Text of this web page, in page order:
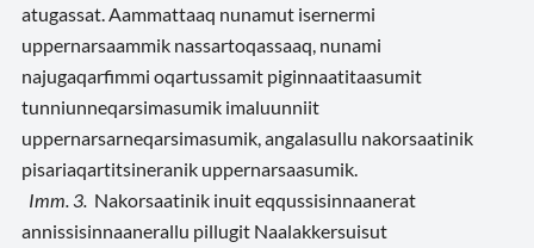
atugassat. Aammattaaq nunamut isernermi
uppernarsaammik nassartoqassaaq, nunami
najugaqarfimmi oqartussamit piginnaatitaasumit
tunniunneqarsimasumik imaluunniit
uppernarsarneqarsimasumik, angalasullu nakorsaatinik
pisariaqartitsineranik uppernarsaasumik.
Imm. 3. Nakorsaatinik inuit eqqussisinnaanerat
annissisinnaanerallu pillugit Naalakkersuisut